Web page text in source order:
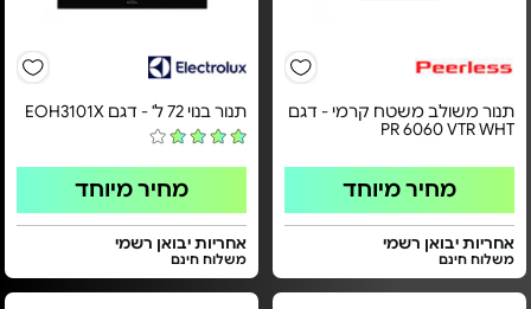
תנור משולב משטח קרמי - דגם
PR 6060 VTR WHT
מחיר מיוחד
אחריות יבואן רשמי
משלוח חינם
תנור בנוי 72 ל' - דגם EOH3101X
מחיר מיוחד
אחריות יבואן רשמי
משלוח חינם